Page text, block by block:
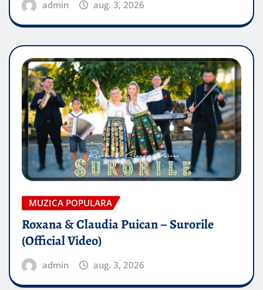
admin aug. 3, 2026
MUZICA POPULARA
Roxana & Claudia Puican – Surorile
(Official Video)
admin aug. 3, 2026